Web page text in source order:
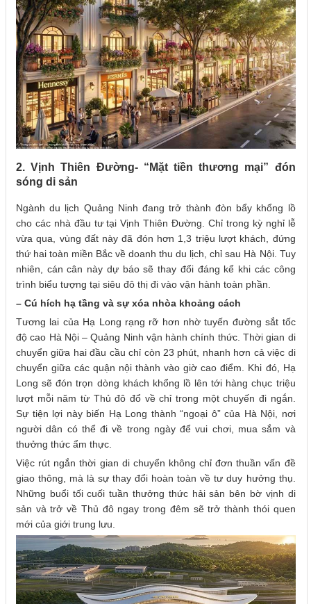
2. Vịnh Thiên Đường- “Mặt tiền thương mại” đón
sóng di sản
Ngành du lịch Quảng Ninh đang trở thành đòn bẩy khổng lồ
cho các nhà đầu tư tại Vịnh Thiên Đường. Chỉ trong kỳ nghỉ lễ
vừa qua, vùng đất này đã đón hơn 1,3 triệu lượt khách, đứng
thứ hai toàn miền Bắc về doanh thu du lịch, chỉ sau Hà Nội. Tuy
nhiên, cán cân này dự báo sẽ thay đổi đáng kể khi các công
trình biểu tượng tại siêu đô thị đi vào vận hành toàn phần.
– Cú hích hạ tầng và sự xóa nhòa khoảng cách
Tương lai của Hạ Long rạng rỡ hơn nhờ tuyến đường sắt tốc
độ cao Hà Nội – Quảng Ninh vận hành chính thức. Thời gian di
chuyển giữa hai đầu cầu chỉ còn 23 phút, nhanh hơn cả việc di
chuyển giữa các quận nội thành vào giờ cao điểm. Khi đó, Hạ
Long sẽ đón trọn dòng khách khổng lồ lên tới hàng chục triệu
lượt mỗi năm từ Thủ đô đổ về chỉ trong một chuyến đi ngắn.
Sự tiện lợi này biến Hạ Long thành “ngoại ô” của Hà Nội, nơi
người dân có thể đi về trong ngày để vui chơi, mua sắm và
thưởng thức ẩm thực.
Việc rút ngắn thời gian di chuyển không chỉ đơn thuần vấn đề
giao thông, mà là sự thay đổi hoàn toàn về tư duy hưởng thụ.
Những buổi tối cuối tuần thưởng thức hải sản bên bờ vịnh di
sản và trở về Thủ đô ngay trong đêm sẽ trở thành thói quen
mới của giới trung lưu.